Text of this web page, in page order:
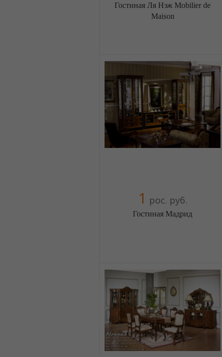
Гостиная Ля Нэж Mobilier de
Maison
5 отзыв(а), 100% положительных
Компания верифицирована
+38(044) 2298919
+38(067) 4454541
1 рос. руб.
Гостиная Мадрид
5 отзыв(а), 100% положительных
+38(044) 2298919
+38(067) 4454541